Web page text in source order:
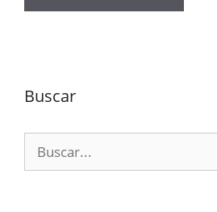
Buscar